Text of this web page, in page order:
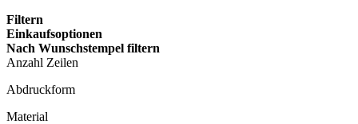
Filtern
Einkaufsoptionen
Nach Wunschstempel filtern
Anzahl Zeilen
Abdruckform
Material